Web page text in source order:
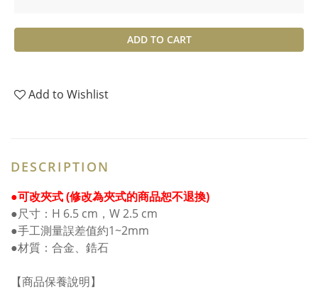
ADD TO CART
Add to Wishlist
DESCRIPTION
●可改夾式 (修改為夾式的商品恕不退換)
●尺寸：H 6.5 cm，W 2.5 cm
●手工測量誤差值約1~2mm
●材質：合金、鋯石
【商品保養說明】